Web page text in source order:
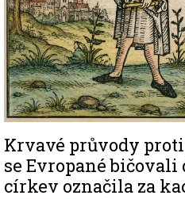
Krvavé průvody
se Evropané bičovali
církev označila za